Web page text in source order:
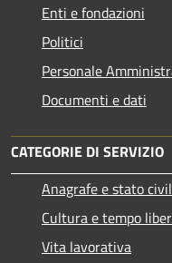
Enti e fondazioni
Politici
Personale
Documenti e dati
CATEGORIE DI SERVIZIO
Anagrafe e stato
Cultura e tempo
Vita lavorativa